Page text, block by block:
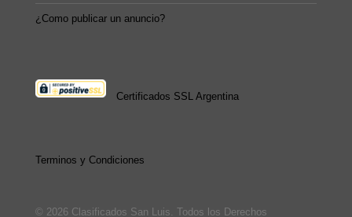
¿Como publicar un anuncio?
Certificados SSL Argentina
Terminos y Condiciones
© 2026 Clasificados San Luis. Todos los Derechos